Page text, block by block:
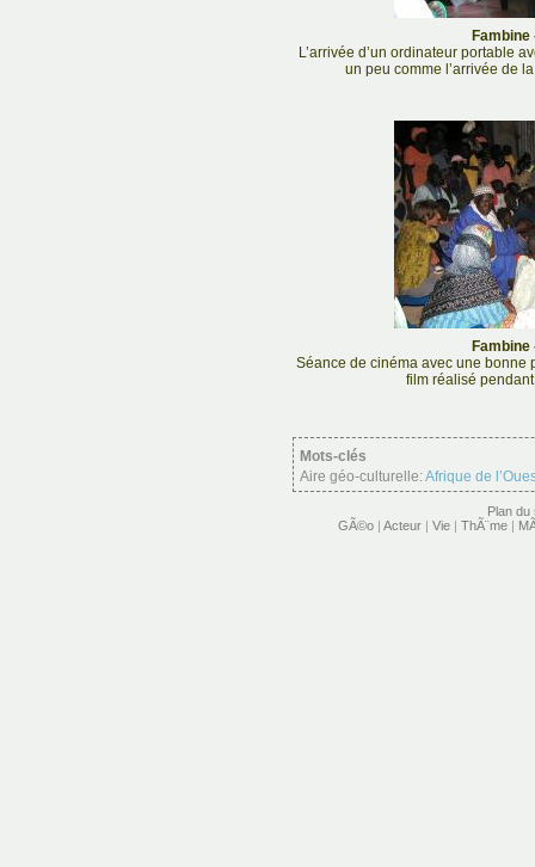
Fambine
L’arrivée d’un ordinateur portable
un peu comme l’arrivée de
Fambine
Séance de cinéma avec une bonne
film réalisé
Mots-clés
Aire géo-culturelle:Afrique de
Plan du
GÃ©o | Acteur | Vie | ThÃ¨me |